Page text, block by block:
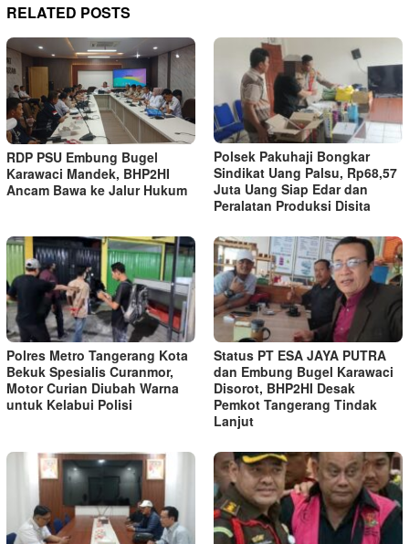
RELATED POSTS
RDP PSU Embung Bugel
Karawaci Mandek, BHP2HI
Ancam Bawa ke Jalur Hukum
Polsek Pakuhaji Bongkar
Sindikat Uang Palsu, Rp68,57
Juta Uang Siap Edar dan
Peralatan Produksi Disita
Polres Metro Tangerang Kota
Bekuk Spesialis Curanmor,
Motor Curian Diubah Warna
untuk Kelabui Polisi
Status PT ESA JAYA PUTRA
dan Embung Bugel Karawaci
Disorot, BHP2HI Desak
Pemkot Tangerang Tindak
Lanjut